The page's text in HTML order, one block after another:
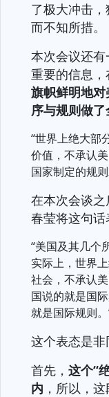
了极大冲击
而不知所措。
本次会议还
重要的信息
旗帜鲜明地
序与规则做了
“世界上绝大部
价值，不承认
国家制定的规
在本次会谈
春莹将这句
“美国及其几个
实际上，世界
社会，不承认
国说的就是国
就是国际规则。
这个表态是非
首先， 这个“
内 ，所以，